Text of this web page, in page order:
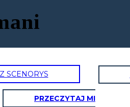
SCENORYS
PRZECZYTAJ MI